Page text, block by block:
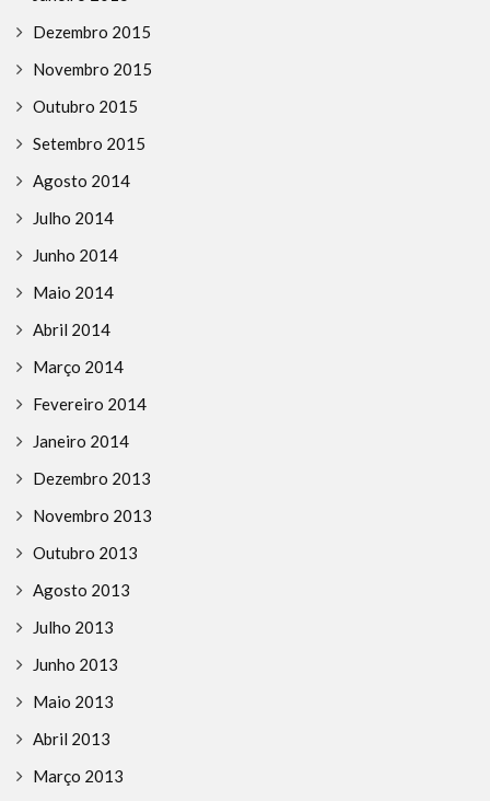
Dezembro 2015
Novembro 2015
Outubro 2015
Setembro 2015
Agosto 2014
Julho 2014
Junho 2014
Maio 2014
Abril 2014
Março 2014
Fevereiro 2014
Janeiro 2014
Dezembro 2013
Novembro 2013
Outubro 2013
Agosto 2013
Julho 2013
Junho 2013
Maio 2013
Abril 2013
Março 2013